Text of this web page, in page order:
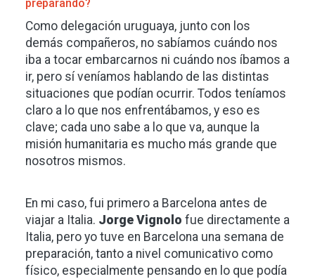
preparando?
Como delegación uruguaya, junto con los
demás compañeros, no sabíamos cuándo nos
iba a tocar embarcarnos ni cuándo nos íbamos a
ir, pero sí veníamos hablando de las distintas
situaciones que podían ocurrir. Todos teníamos
claro a lo que nos enfrentábamos, y eso es
clave; cada uno sabe a lo que va, aunque la
misión humanitaria es mucho más grande que
nosotros mismos.
En mi caso, fui primero a Barcelona antes de
viajar a Italia. Jorge Vignolo fue directamente a
Italia, pero yo tuve en Barcelona una semana de
preparación, tanto a nivel comunicativo como
físico, especialmente pensando en lo que podía